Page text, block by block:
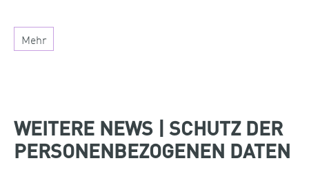
Mehr
WEITERE NEWS | SCHUTZ DER
PERSONENBEZOGENEN DATEN